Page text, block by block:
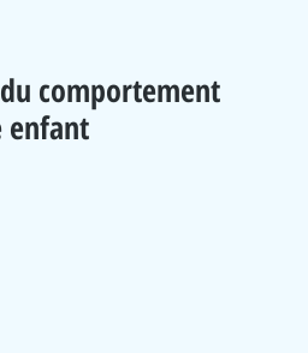
comportement
enfant